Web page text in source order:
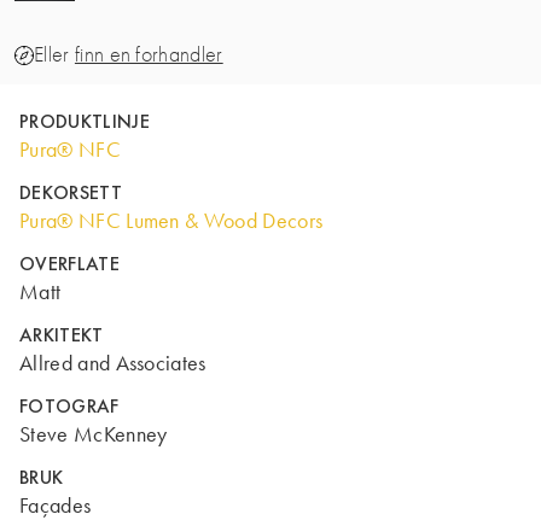
Eller finn en forhandler
PRODUKTLINJE
Pura® NFC
DEKORSETT
Pura® NFC Lumen & Wood Decors
OVERFLATE
Matt
ARKITEKT
Allred and Associates
FOTOGRAF
Steve McKenney
BRUK
Façades